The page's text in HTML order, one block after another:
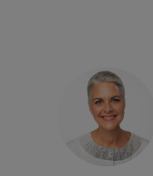
Mūsu cilvēki
Stratēģija
Struktūra